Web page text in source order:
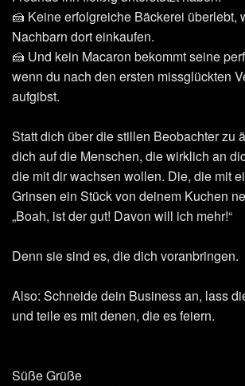
🍰 Keine erfolgreiche Bäckerei überlebt,
Nachbarn dort einkaufen.
🍰 Und kein Macaron bekommt seine
wenn du nach den ersten missglückten
aufgibst.
Statt dich über die stillen Beobachter zu
dich auf die Menschen, die wirklich an
die mit dir wachsen wollen. Die, die mit
Grinsen ein Stück von deinem Kuchen
„Boah, ist der gut! Davon will ich mehr!“
Denn sie sind es, die dich voranbringen.
Also: Schneide dein Business an, lass
und teile es mit denen, die es feiern.
Süße Grüße